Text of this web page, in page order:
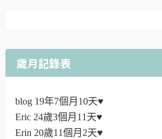
歲月記錄表
blog 19年7個月10天♥
Eric 24歲3個月11天♥
Erin 20歲11個月2天♥